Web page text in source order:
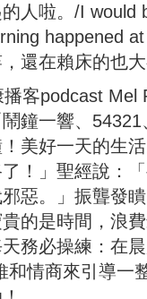
人啦。/I would
happened
還在賴床的也大
podcast Mel
鐘一響、54321
美好一天的生
！」聖經說：「
惡。」振聾發瞶
的是時間，浪
務必操練：在
和情商來引導一